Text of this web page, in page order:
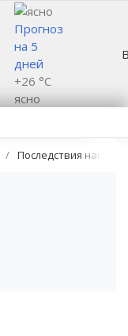
Прогноз
на 5
дней
+26 °C
ясно
Последствия